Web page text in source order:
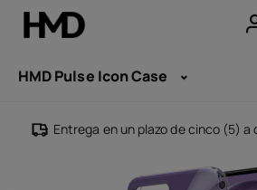
Smartphones
Teléfonos
HMD Pulse Icon Case
Entrega en un plazo de cinco (5) a